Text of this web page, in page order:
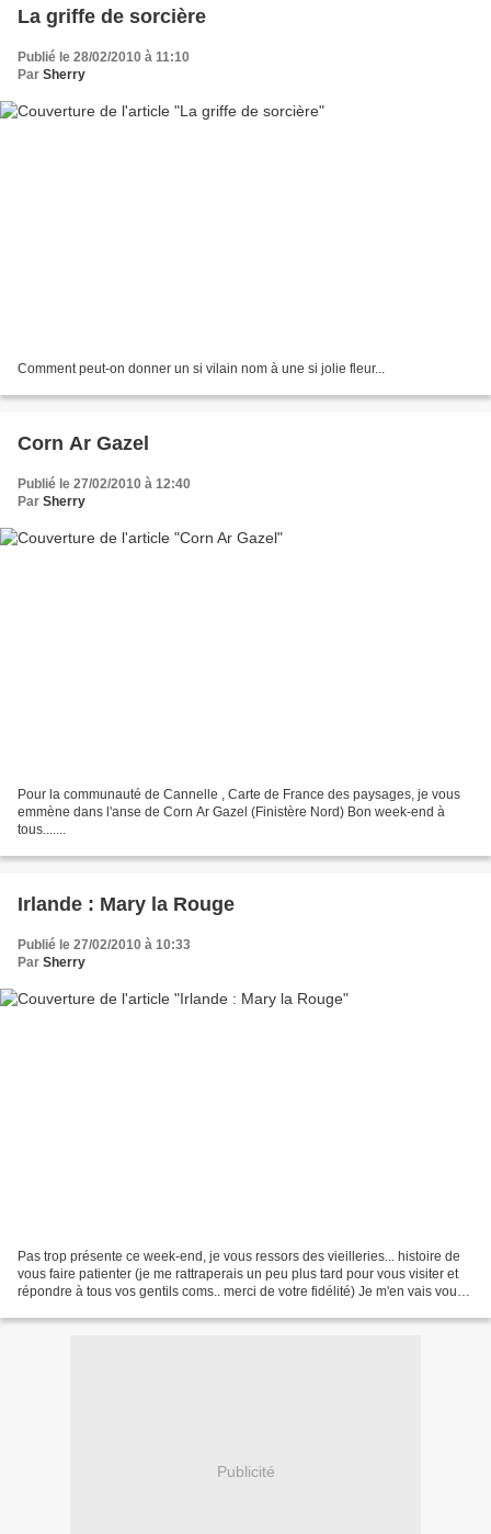
La griffe de sorcière
Publié le 28/02/2010 à 11:10
Par Sherry
Comment peut-on donner un si vilain nom à une si jolie fleur...
Corn Ar Gazel
Publié le 27/02/2010 à 12:40
Par Sherry
Pour la communauté de Cannelle , Carte de France des paysages, je vous
emmène dans l'anse de Corn Ar Gazel (Finistère Nord) Bon week-end à
tous.......
Irlande : Mary la Rouge
Publié le 27/02/2010 à 10:33
Par Sherry
Pas trop présente ce week-end, je vous ressors des vieilleries... histoire de
vous faire patienter (je me rattraperais un peu plus tard pour vous visiter et
répondre à tous vos gentils coms.. merci de votre fidélité) Je m'en vais vous
Publicité